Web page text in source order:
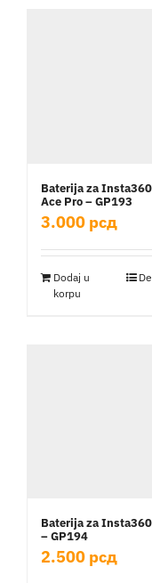
Baterija za Insta360
Ace Pro – GP193
3.000 рсд
Dodaj u
korpu
Baterija za
– GP194
2.500 рсд